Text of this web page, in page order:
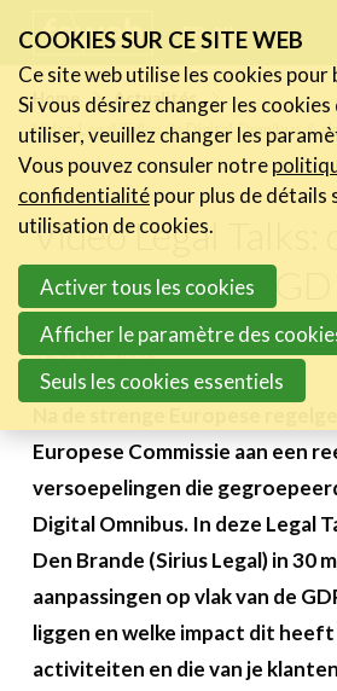
links
Jump
to
navigation
Jump
main
content
FR NL
Home
Actualités
Video Legal Talks: de Digital Omnibus &
Video Legal Talks:
Omnibus & de
16 mars 2026
Europese Commissie aan een
versoepelingen die
Digital Omnibus. In deze Legal
Den Brande (Sirius Legal) in 30
aanpassingen op vlak van de
liggen en welke impact dit
activiteiten en die van je
Actualités
Les
Les FeWeb
Les Cases
Activités
Cases Gallery
Le Toolbox
A propos
Become a
COOKIES SUR CE SITE WEB
Ce site web utilise les cookies
Si vous désirez changer les
utiliser, veuillez changer les
Vous pouvez consuler notre
confidentialitépour plus de détails
utilisation de cookies.
Activer tous les cookies
Afficher le paramètre des
Seuls les cookies essentiels